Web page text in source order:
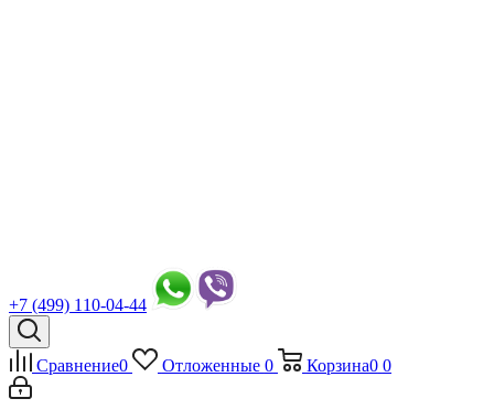
+7 (499) 110-04-44
Сравнение0 Отложенные 0 Корзина0 0